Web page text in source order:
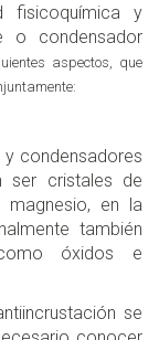
fisicoquímica y
o condensador
aspectos, que
condensadores
ser cristales de
en la
también
óxidos e
se